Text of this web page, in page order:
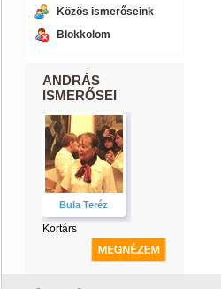
Közös ismerőseink
Blokkolom
ANDRÁS
ISMERŐSEI
Bula Teréz
Kortárs